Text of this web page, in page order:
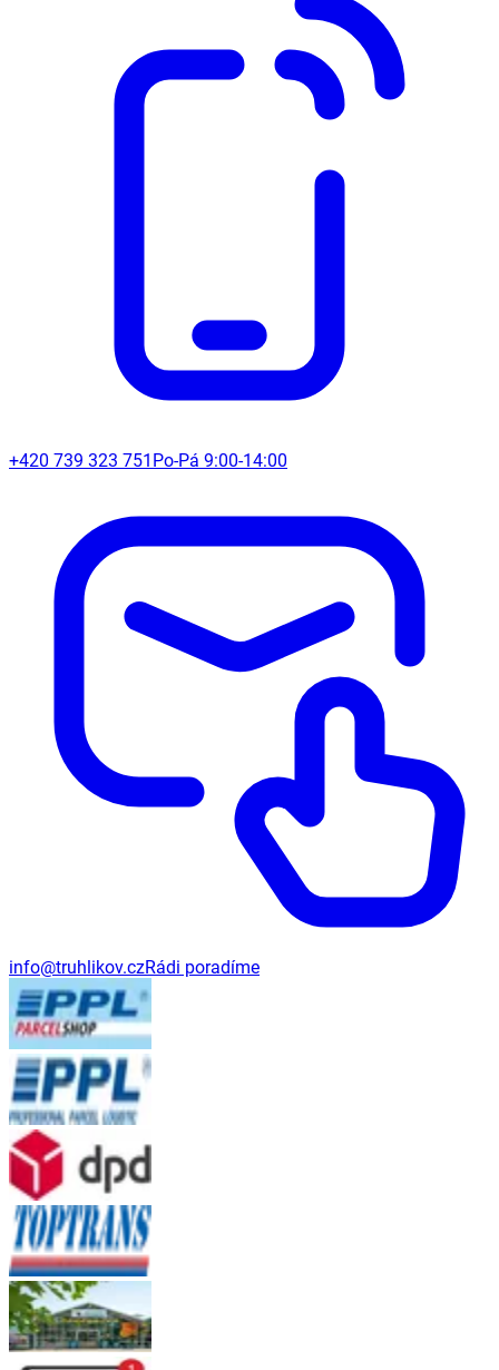
+420 739 323 751 Po-Pá 9:00-14:00
info@truhlikov.czRádi poradíme